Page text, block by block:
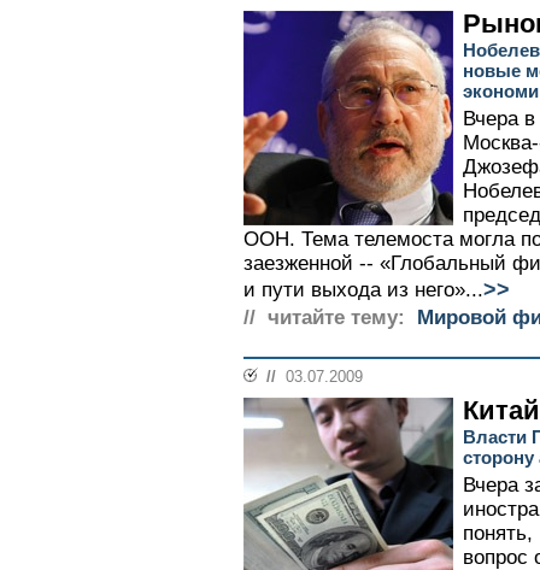
новые
Вчера
ООН. Тема телемоста могла
заезженной -- «Глобальный
и пути выхода из него»...>>
// читайте тему: Мировой
// 03.07.2009
Власти
Вчера
вопрос